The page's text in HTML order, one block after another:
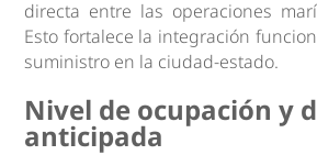
directa entre las operaciones
Esto fortalece la integración
suministro en la ciudad-estado.
Nivel de ocupación y
anticipada